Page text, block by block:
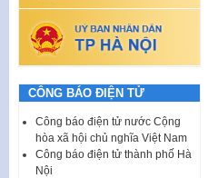
CÔNG BÁO ĐIỆN TỬ
Công báo điện tử nước Cộng
hòa xã hội chủ nghĩa Việt Nam
Công báo điện tử thành phố Hà
Nội